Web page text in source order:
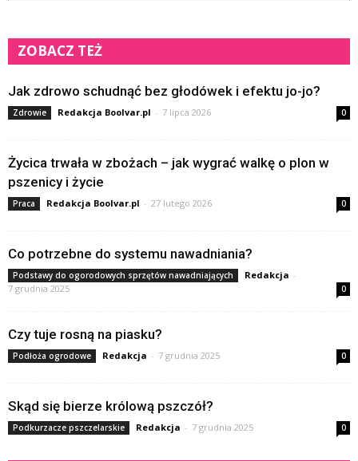
ZOBACZ TEŻ
Jak zdrowo schudnąć bez głodówek i efektu jo-jo?
Zdrowie Redakcja Boolvar.pl - 7 lipca 2026 0
Życica trwała w zbożach – jak wygrać walkę o plon w
pszenicy i życie
Praca Redakcja Boolvar.pl - 27 lutego 2026 0
Co potrzebne do systemu nawadniania?
Podstawy do ogorodowych sprzętów nawadniających Redakcja -
7 grudnia 2025
0
Czy tuje rosną na piasku?
Podłoża ogrodowe Redakcja - 7 grudnia 2025 0
Skąd się bierze królową pszczół?
Podkurzacze pszczelarskie Redakcja - 7 grudnia 2025 0